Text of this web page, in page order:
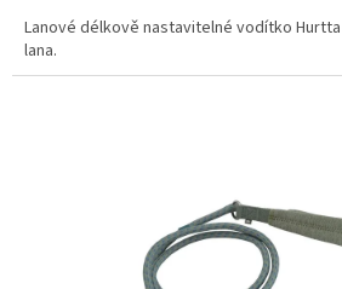
Lanové délkově nastavitelné vodítko
lana.